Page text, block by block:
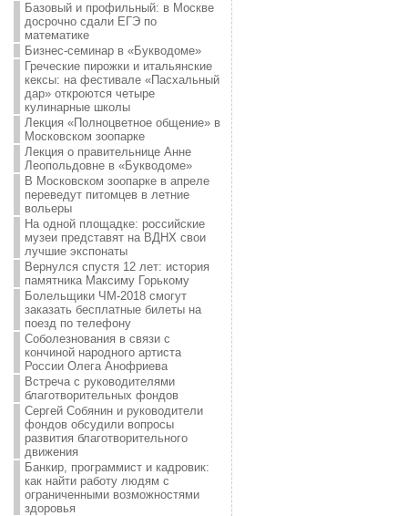
Базовый и профильный: в Москве
досрочно сдали ЕГЭ по
математике
Бизнес-семинар в «Букводоме»
Греческие пирожки и итальянские
кексы: на фестивале «Пасхальный
дар» откроются четыре
кулинарные школы
Лекция «Полноцветное общение» в
Московском зоопарке
Лекция о правительнице Анне
Леопольдовне в «Букводоме»
В Московском зоопарке в апреле
переведут питомцев в летние
вольеры
На одной площадке: российские
музеи представят на ВДНХ свои
лучшие экспонаты
Вернулся спустя 12 лет: история
памятника Максиму Горькому
Болельщики ЧМ-2018 смогут
заказать бесплатные билеты на
поезд по телефону
Соболезнования в связи с
кончиной народного артиста
России Олега Анофриева
Встреча с руководителями
благотворительных фондов
Сергей Собянин и руководители
фондов обсудили вопросы
развития благотворительного
движения
Банкир, программист и кадровик:
как найти работу людям с
ограниченными возможностями
здоровья